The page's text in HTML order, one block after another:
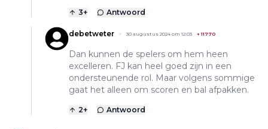
3+ Antwoord
debetweter 30 augustus 2024 om 12:03 +11770
Dan kunnen de spelers om hem heen
excelleren. FJ kan heel goed zijn in een
ondersteunende rol. Maar volgens sommige
gaat het alleen om scoren en bal afpakken.
2+ Antwoord